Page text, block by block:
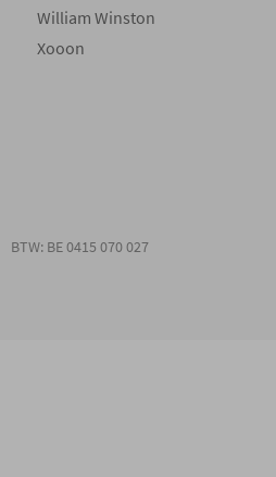
William Winston
Xooon
BTW: BE 0415 070 027